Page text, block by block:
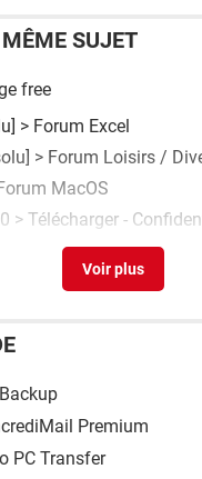
SUJET
free
> Forum Excel
> Forum Loisirs /
MacOS
> Télécharger -
Premium
PC Transfer